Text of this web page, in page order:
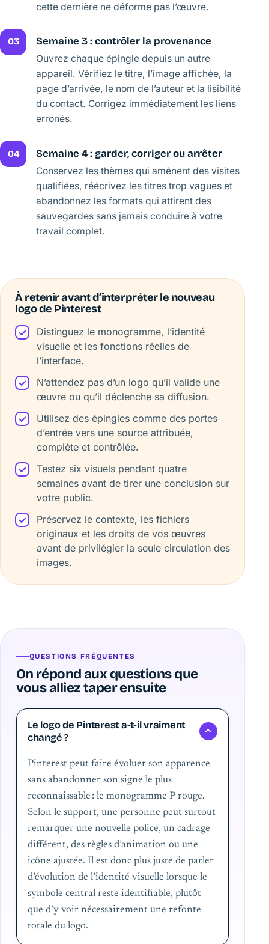
cette dernière ne déforme pas l’œuvre.
03 Semaine 3 : contrôler la provenance
Ouvrez chaque épingle depuis un autre
appareil. Vérifiez le titre, l’image affichée, la
page d’arrivée, le nom de l’auteur et la lisibilité
du contact. Corrigez immédiatement les liens
erronés.
04 Semaine 4 : garder, corriger ou arrêter
Conservez les thèmes qui amènent des visites
qualifiées, réécrivez les titres trop vagues et
abandonnez les formats qui attirent des
sauvegardes sans jamais conduire à votre
travail complet.
À retenir avant d’interpréter le nouveau
logo de Pinterest
Distinguez le monogramme, l’identité
visuelle et les fonctions réelles de
l’interface.
N’attendez pas d’un logo qu’il valide une
œuvre ou qu’il déclenche sa diffusion.
Utilisez des épingles comme des portes
d’entrée vers une source attribuée,
complète et contrôlée.
Testez six visuels pendant quatre
semaines avant de tirer une conclusion sur
votre public.
Préservez le contexte, les fichiers
originaux et les droits de vos œuvres
avant de privilégier la seule circulation des
images.
QUESTIONS FRÉQUENTES
On répond aux questions que
vous alliez taper ensuite
Le logo de Pinterest a-t-il vraiment
changé ?
Pinterest peut faire évoluer son apparence
sans abandonner son signe le plus
reconnaissable : le monogramme P rouge.
Selon le support, une personne peut surtout
remarquer une nouvelle police, un cadrage
différent, des règles d’animation ou une
icône ajustée. Il est donc plus juste de parler
d’évolution de l’identité visuelle lorsque le
symbole central reste identifiable, plutôt
que d’y voir nécessairement une refonte
totale du logo.